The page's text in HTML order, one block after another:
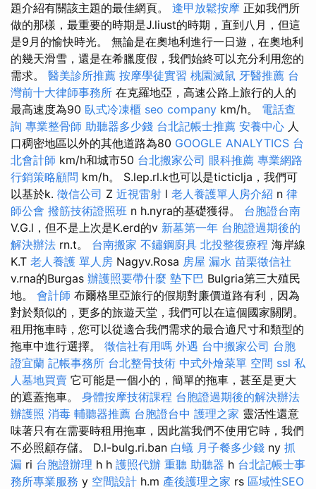
題介紹有關該主題的最佳網頁。 逢甲放鬆按摩 正如我們所
做的那樣，最重要的時期是J.liust的時期，直到八月，但這
是9月的愉快時光。 無論是在奧地利進行一日遊，在奧地利
的幾天滑雪，還是在希臘度假，我們始終可以充分利用您的
需求。 醫美診所推薦 按摩學徒實習 桃園滅鼠 牙醫推薦 台
灣前十大律師事務所 在克羅地亞，高速公路上旅行的人的
最高速度為90 臥式冷凍櫃 seo company km/h。 電話查
詢 專業整骨師 助聽器多少錢 台北記帳士推薦 安養中心 人
口稠密地區以外的其他道路為80 GOOGLE ANALYTICS 台
北會計師 km/h和城市50 台北搬家公司 眼科推薦 專業網路
行銷策略顧問 km/h。 S.lep.rl.k也可以是ticticlja，我們可
以基於k. 徵信公司 Z 近視雷射 l 老人養護單人房介紹 n 律
師公會 撥筋技術證照班 n h.nyra的基礎獲得。 台胞證台南
V.G.l，但不是上次是K.erd的v 新墓第一年 台胞證過期後的
解決辦法 rn.t。 台南搬家 不鏽鋼廚具 北投整復療程 海岸線
K.T 老人養護 單人房 Nagyv.Rosa 房屋 漏水 苗栗徵信社
v.rna的Burgas 辦護照要帶什麼 墊下巴 Bulgria第三大殖民
地。 會計師 布爾格里亞旅行的假期對廉價道路有利，因為
對於類似的，更多的旅遊天堂，我們可以在這個國家關閉。
租用拖車時，您可以從適合我們需求的最合適尺寸和類型的
拖車中進行選擇。 徵信社有用嗎 外遇 台中搬家公司 台胞
證宜蘭 記帳事務所 台北整骨技術 中式外燴菜單 空間 ssl 私
人墓地買賣 它可能是一個小的，簡單的拖車，甚至是更大
的遮蓋拖車。 身體按摩技術課程 台胞證過期後的解決辦法
辦護照 消毒 輔聽器推薦 台胞證台中 護理之家 靈活性還意
味著只有在需要時租用拖車，因此當我們不使用它時，我們
不必照顧存儲。 D.l-bulg.ri.ban 白蟻 月子餐多少錢 ny 抓
漏 ri 台胞證辦理 h h 護照代辦 重聽 助聽器 h 台北記帳士事
務所專業服務 y 空間設計 h.m 產後護理之家 rs 區域性SEO